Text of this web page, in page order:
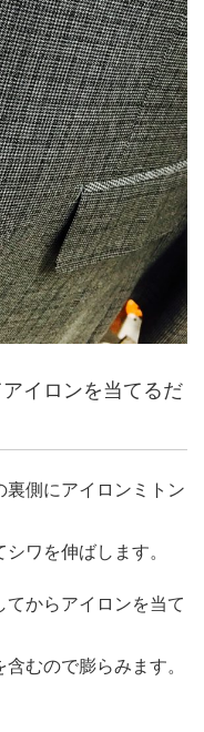
イロンを当てるだ
裏側にアイロンミトン
ワを伸ばします。
からアイロンを当て
むので膨らみます。